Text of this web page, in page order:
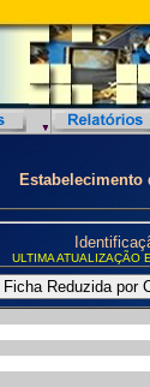
Estabelecimento
ULTIMA